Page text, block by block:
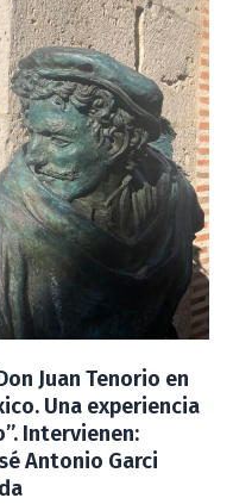
Juan Tenorio en
Una experiencia
Intervienen:
Antonio Garci